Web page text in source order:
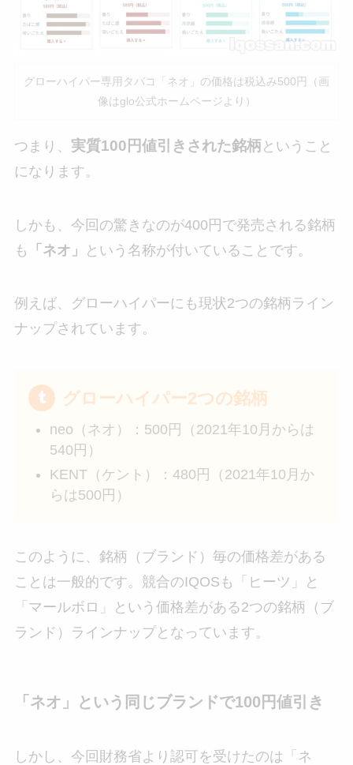
グローハイパー専用タバコ「ネオ」の価格は税込み500円（画
像はglo公式ホームページより）
つまり、 実質100円値引きされた銘柄ということ
になります。
しかも、今回の驚きなのが400円で発売される銘柄
も
「ネオ」 という名称が付いていることです。
例えば、グローハイパーにも現状2つの銘柄ライン
ナップされています。
グローハイパー2つの銘柄
neo（ネオ）：500円（2021年10月からは
540円）
KENT（ケント）：480円（2021年10月か
らは500円）
このように、銘柄（ブランド）毎の価格差がある
ことは一般的です。競合のIQOSも「ヒーツ」と
「マールボロ」という価格差がある2つの銘柄（ブ
ランド）ラインナップとなっています。
「ネオ」という同じブランドで100円値引き
しかし、今回財務省より認可を受けたのは「ネ